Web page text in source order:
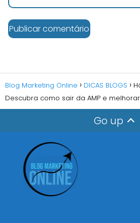
Blog Marketing Online DICAS BLOGS
Descubra como sair da AMP e
Go up